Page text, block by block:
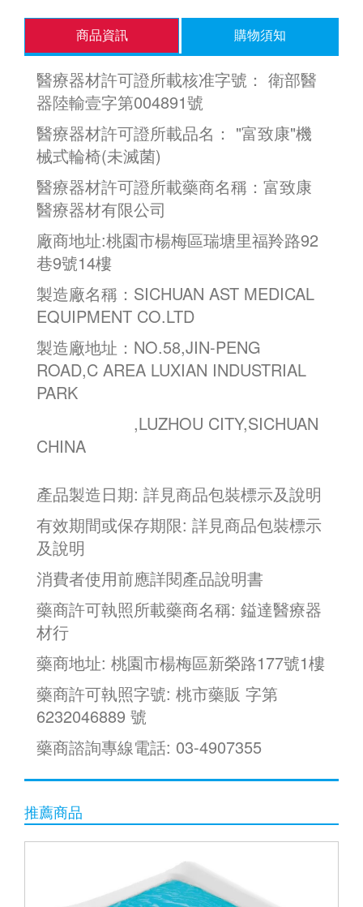
商品資訊 購物須知
醫療器材許可證所載核准字號： 衛部醫
器陸輸壹字第004891號
醫療器材許可證所載品名： "富致康"機
械式輪椅(未滅菌)
醫療器材許可證所載藥商名稱：富致康
醫療器材有限公司
廠商地址:桃園市楊梅區瑞塘里福羚路92
巷9號14樓
製造廠名稱：SICHUAN AST MEDICAL
EQUIPMENT CO.LTD
製造廠地址：NO.58,JIN-PENG
ROAD,C AREA LUXIAN INDUSTRIAL
PARK
,LUZHOU CITY,SICHUAN
CHINA
產品製造日期: 詳見商品包裝標示及說明
有效期間或保存期限: 詳見商品包裝標示
及說明
消費者使用前應詳閱產品說明書
藥商許可執照所載藥商名稱: 鎰達醫療器
材行
藥商地址: 桃園市楊梅區新榮路177號1樓
藥商許可執照字號: 桃市藥販 字第
6232046889 號
藥商諮詢專線電話: 03-4907355
推薦商品